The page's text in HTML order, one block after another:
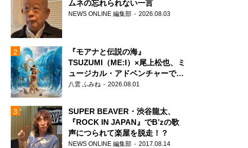
ムネの忘れられない一言
NEWS ONLINE 編集部 2026.08.03
『モアナと伝説の海』
TSUZUMI（ME:I）×尾上松也、ミ
ュージカル・アドベンチャーで美
声を響かせる
八雲 ふみね 2026.08.01
SUPER BEAVER・渋谷龍太、
『ROCK IN JAPAN』でB’zの歌
声につられて楽屋を脱走！？
NEWS ONLINE 編集部 2017.08.14